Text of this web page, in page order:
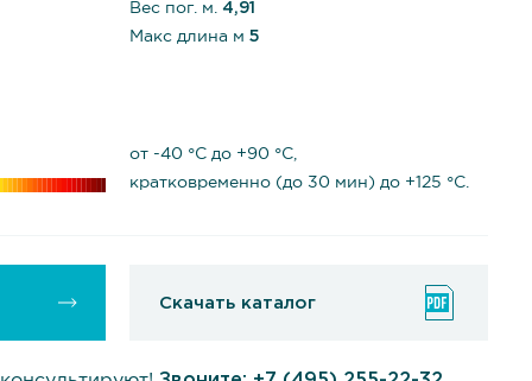
Вес пог. м. 4,91
Макс длина м 5
от -40 °С до +90 °С,
кратковременно (до 30 мин) до +125 °С.
Скачать каталог